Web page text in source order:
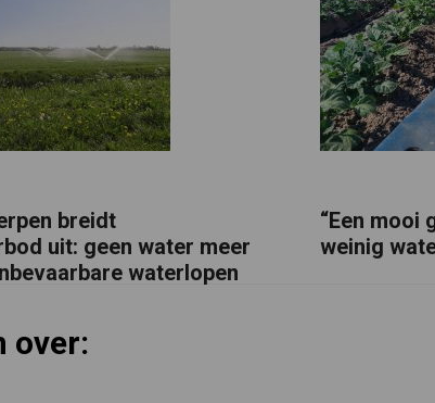
breidt
uit: geen water meer
waterlopen
“Een mooi
weinig
over: